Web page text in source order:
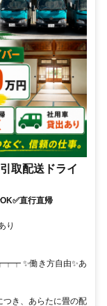
取配送ドライ
直行直帰
り
働き方自由✨あ
つき、あらたに畳の配